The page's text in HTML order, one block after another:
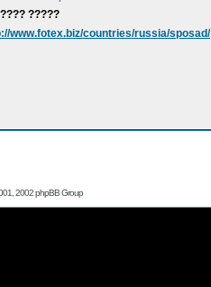
?????
www.fotex.biz/countries/russia/sposad/
2002 phpBB Group